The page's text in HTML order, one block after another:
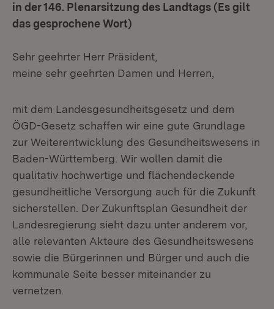
in der 146. Plenarsitzung des Landtags (Es gilt
das gesprochene Wort)
Sehr geehrter Herr Präsident,
meine sehr geehrten Damen und Herren,
mit dem Landesgesundheitsgesetz und dem
ÖGD-Gesetz schaffen wir eine gute Grundlage
zur Weiterentwicklung des Gesundheitswesens in
Baden-Württemberg. Wir wollen damit die
qualitativ hochwertige und flächendeckende
gesundheitliche Versorgung auch für die Zukunft
sicherstellen. Der Zukunftsplan Gesundheit der
Landesregierung sieht dazu unter anderem vor,
alle relevanten Akteure des Gesundheitswesens
sowie die Bürgerinnen und Bürger und auch die
kommunale Seite besser miteinander zu
vernetzen.